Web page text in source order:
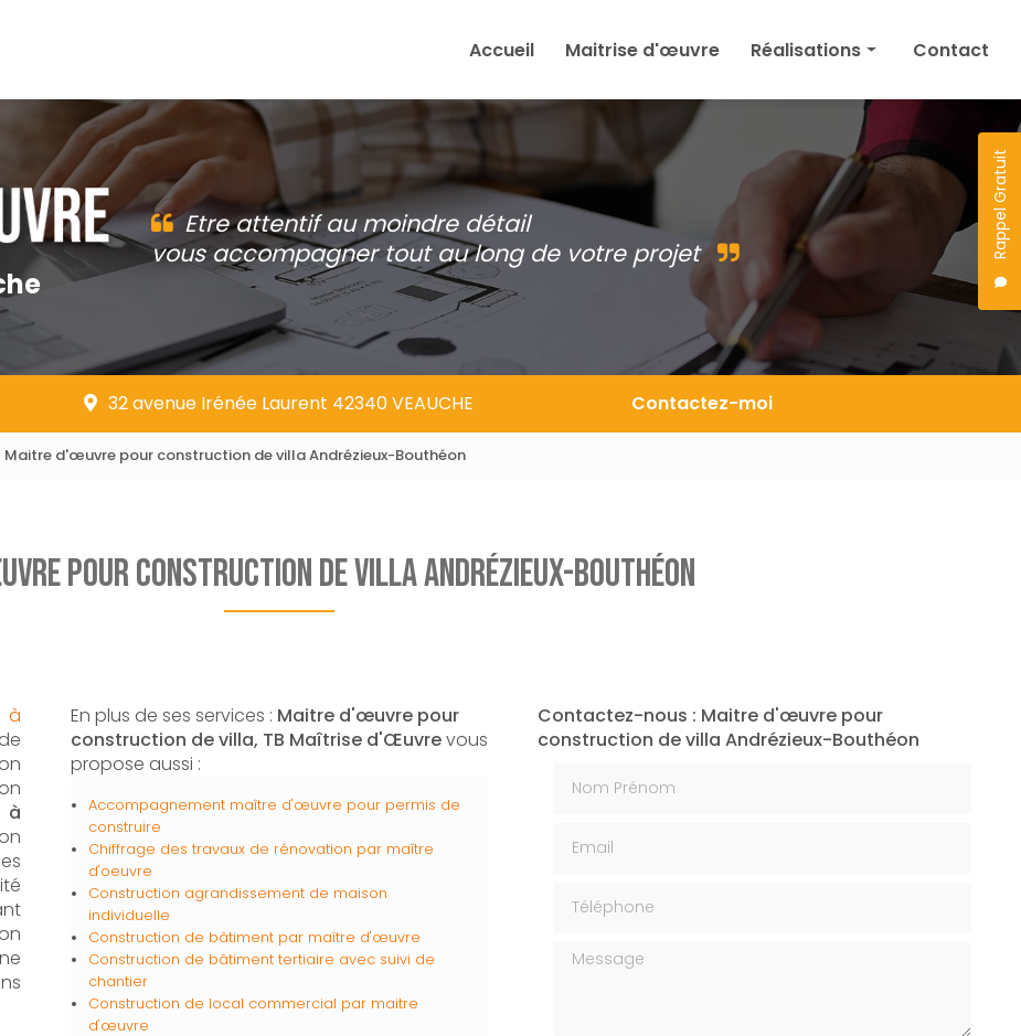
Rappel Gratuit
Accueil
Maitrise d'œuvre Réalisations
Agrandissement
Permis de construire
Autres
Projet en cours
Contact
Etre attentif au moindre détail
vous accompagner tout au long de votre projet
32 avenue Irénée Laurent 42340 VEAUCHE Contactez-moi
Maitre d'œuvre pour construction de villa Andrézieux-Bouthéon
pour construction de villa Andrézieux-Bouthéon
à
à
En plus de ses services : Maitre d'œuvre pour
construction de villa, TB Maîtrise d'Œuvrevous
propose aussi :
Accompagnement maître d'œuvre pour permis de
construire
Chiffrage des travaux de rénovation par maître
d'oeuvre
Construction agrandissement de maison
individuelle
Construction de bâtiment par maître d'œuvre
Construction de bâtiment tertiaire avec suivi de
chantier
Construction de local commercial par maitre
d'œuvre
Contactez-nous : Maitre d'œuvre pour
construction de villa Andrézieux-Bouthéon
Message